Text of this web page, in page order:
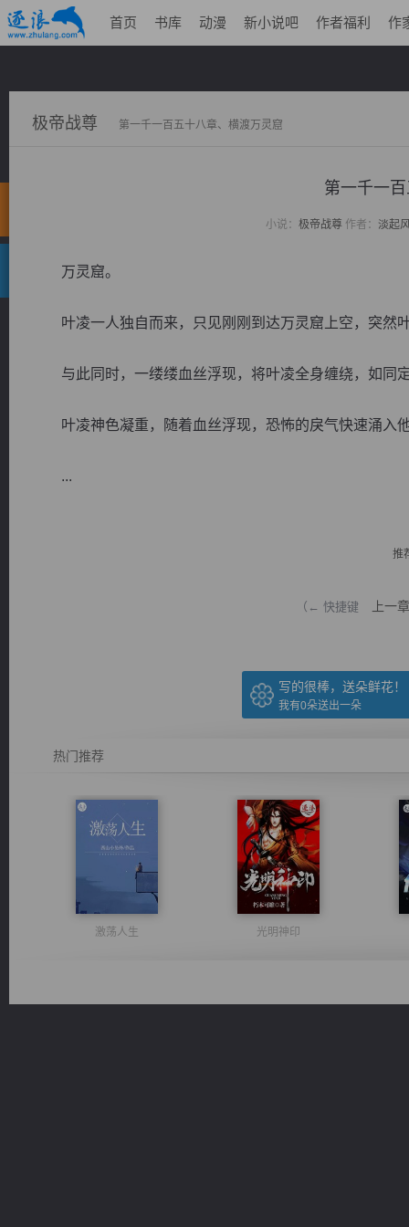
首页 书库 动漫 新小说吧 作者福利 作
极帝战尊 第一千一百五十八章、横渡万灵窟
第一千一
小说： 极帝战尊作者： 淡起
万灵窟。
叶凌一人独自而来，只见刚刚到达万灵窟上空，突然
与此同时，一缕缕血丝浮现，将叶凌全身缠绕，如同
叶凌神色凝重，随着血丝浮现，恐怖的戾气快速涌入
...
推
（← 快捷键 上一章
写的很棒，送朵鲜花！
我有0朵送出一朵
热门推荐
激荡人生 光明神印